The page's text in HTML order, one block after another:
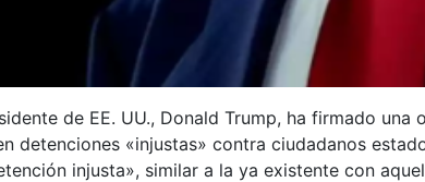
de EE. UU., Donald Trump, ha firmado
detenciones «injustas» contra ciudadanos
injusta», similar a la ya existente con